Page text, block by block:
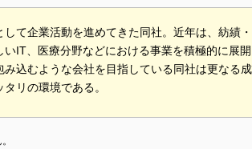
て企業活動を進めてきた同社。近年は、紡績
IT、医療分野などにおける事業を積極的に展
込むような会社を目指している同社は更なる成
リの環境である。